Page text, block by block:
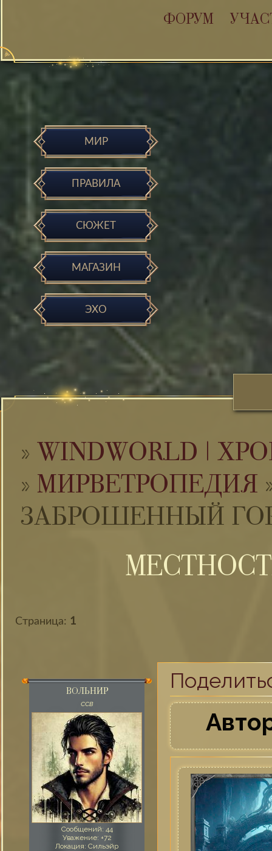
ФОРУМ
МИР
ПРАВИЛА
СЮЖЕТ
МАГАЗИН
ЭХО
» WINDWORLD |
» МИРВЕТРОПЕДИЯ
ЗАБРОШЕННЫЙ
Страница: 1
ВОЛЬНИР
ССВ
Сообщений: 44
Уважение: +72
Локация: Сильэйр